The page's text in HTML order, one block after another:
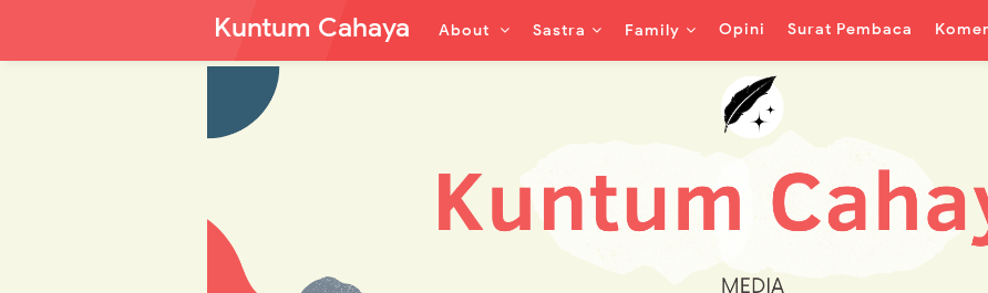
Kuntum Cahaya About Sastra Family Opini Surat Pembaca